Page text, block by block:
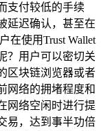
支付较低的手续
延迟确认，甚至在
在使用Trust Wallet
？用户可以密切关
区块链浏览器或者
网络的拥堵程度和
网络空闲时进行提
易，达到事半功倍